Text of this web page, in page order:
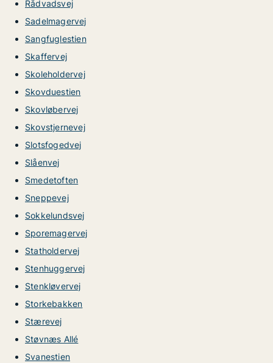
Rådvadsvej
Sadelmagervej
Sangfuglestien
Skaffervej
Skoleholdervej
Skovduestien
Skovløbervej
Skovstjernevej
Slotsfogedvej
Slåenvej
Smedetoften
Sneppevej
Sokkelundsvej
Sporemagervej
Statholdervej
Stenhuggervej
Stenkløvervej
Storkebakken
Stærevej
Støvnæs Allé
Svanestien